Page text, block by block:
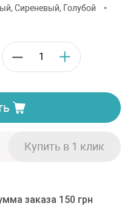
Сиреневый, Голубой
•
заказа 150 грн